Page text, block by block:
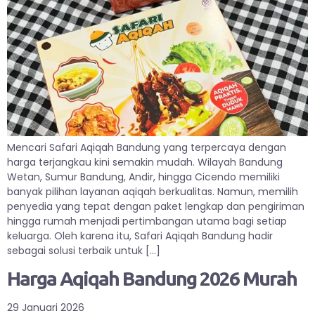
Mencari Safari Aqiqah Bandung yang terpercaya dengan
harga terjangkau kini semakin mudah. Wilayah Bandung
Wetan, Sumur Bandung, Andir, hingga Cicendo memiliki
banyak pilihan layanan aqiqah berkualitas. Namun, memilih
penyedia yang tepat dengan paket lengkap dan pengiriman
hingga rumah menjadi pertimbangan utama bagi setiap
keluarga. Oleh karena itu, Safari Aqiqah Bandung hadir
sebagai solusi terbaik untuk […]
Harga Aqiqah Bandung 2026 Murah
29 Januari 2026